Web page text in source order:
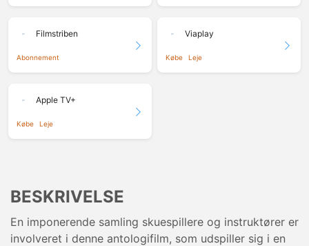
Filmstriben
Abonnement
Viaplay
Købe Leje
Apple TV+
Købe Leje
BESKRIVELSE
En imponerende samling skuespillere og instruktører er
involveret i denne antologifilm, som udspiller sig i en